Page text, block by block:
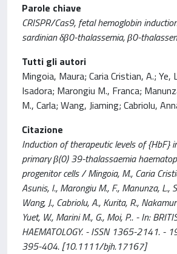
Parole chiave
CRISPR/Cas9, fetal hemoglobin
sardinian δβ0-thalassemia, β0-
Tutti gli autori
Mingoia, Maura; Caria Cristian, A.; Ye,
Isadora; Marongiu M., Franca;
M., Carla; Wang, Jiaming; Cabriolu,
Citazione
Induction of therapeutic levels of {HbF}
primary β(0) 39-thalassaemia
progenitor cells / Mingoia, M., Caria
Asunis, I., Marongiu M., F., Manunza, L.,
Wang, J., Cabriolu, A., Kurita, R.,
Yuet, W., Marini M., G., Moi, P.. - In:
HAEMATOLOGY. - ISSN 1365-2141. -
395-404. [10.1111/bjh.17167]